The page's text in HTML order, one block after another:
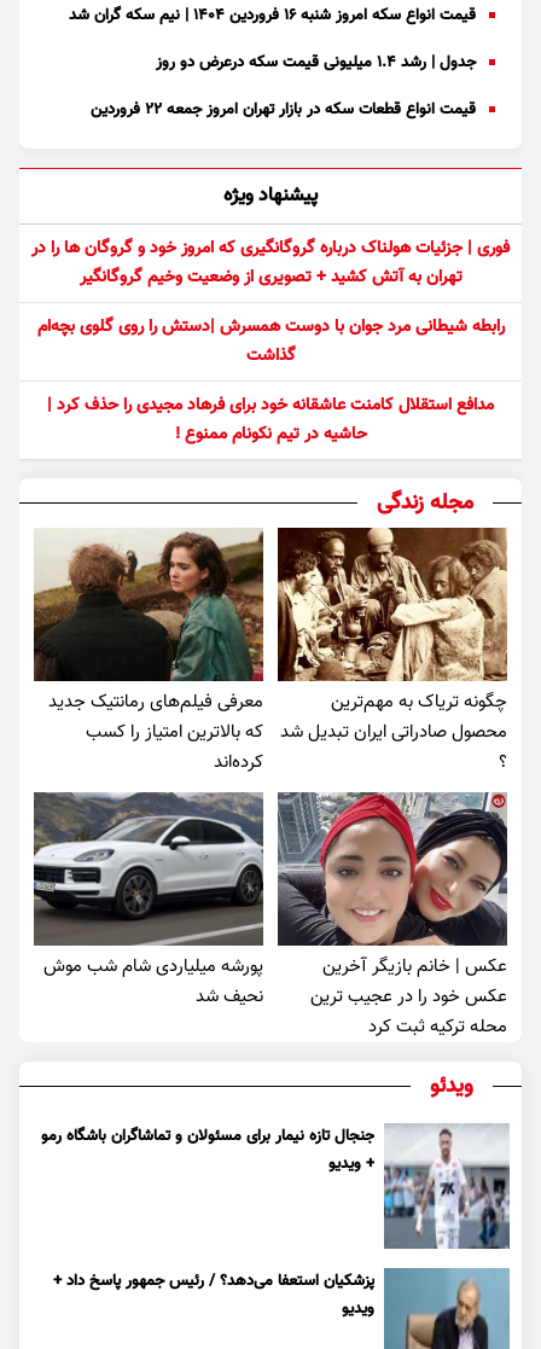
قیمت انواع سکه امروز شنبه ۱۶ فروردین ۱۴۰۴ | نیم سکه گران شد
جدول | رشد ۱.۴ میلیونی قیمت سکه درعرض دو روز
قیمت انواع قطعات سکه در بازار تهران امروز جمعه ۲۲ فروردین
پیشنهاد ویژه
فوری | جزئیات هولناک درباره گروگانگیری که امروز خود و گروگان ها را در
تهران به آتش کشید + تصویری از وضعیت وخیم گروگانگیر
رابطه شیطانی مرد جوان با دوست همسرش |دستش را روی گلوی بچه‌ام
گذاشت
مدافع استقلال کامنت عاشقانه خود برای فرهاد مجیدی را حذف کرد |
حاشیه در تیم نکونام ممنوع !
مجله زندگی
چگونه تریاک به مهم‌ترین
محصول صادراتی ایران تبدیل شد
؟
معرفی فیلم‌های رمانتیک جدید
که بالاترین امتیاز را کسب
کرده‌اند
عکس | خانم بازیگر آخرین
عکس خود را در عجیب ترین
محله ترکیه ثبت کرد
پورشه میلیاردی شام شب موش‌
نحیف شد
ویدئو
جنجال تازه نیمار برای مسئولان و تماشاگران باشگاه رمو
+ ویدیو
پزشکیان استعفا می‌دهد؟ / رئیس جمهور پاسخ داد +
ویدیو